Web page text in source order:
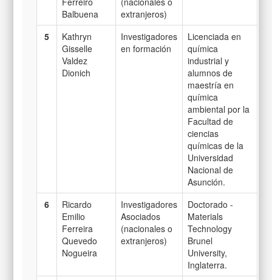
Balbuena
extranjeros)
5
Kathryn
Gisselle
Valdez
Dionich
Investigadores
en formación
Licenciada en
química
industrial y
alumnos de
maestría en
química
ambiental por la
Facultad de
ciencias
químicas de la
Universidad
Nacional de
Asunción.
6
Ricardo
Emilio
Ferreira
Quevedo
Nogueira
Investigadores
Asociados
(nacionales o
extranjeros)
Doctorado -
Materials
Technology
Brunel
University,
Inglaterra.